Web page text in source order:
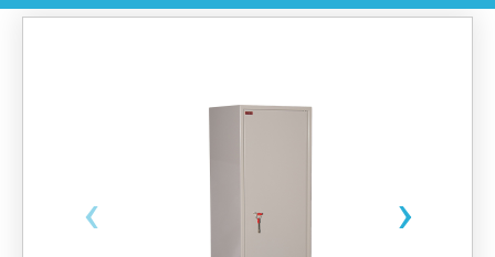
‹ ›